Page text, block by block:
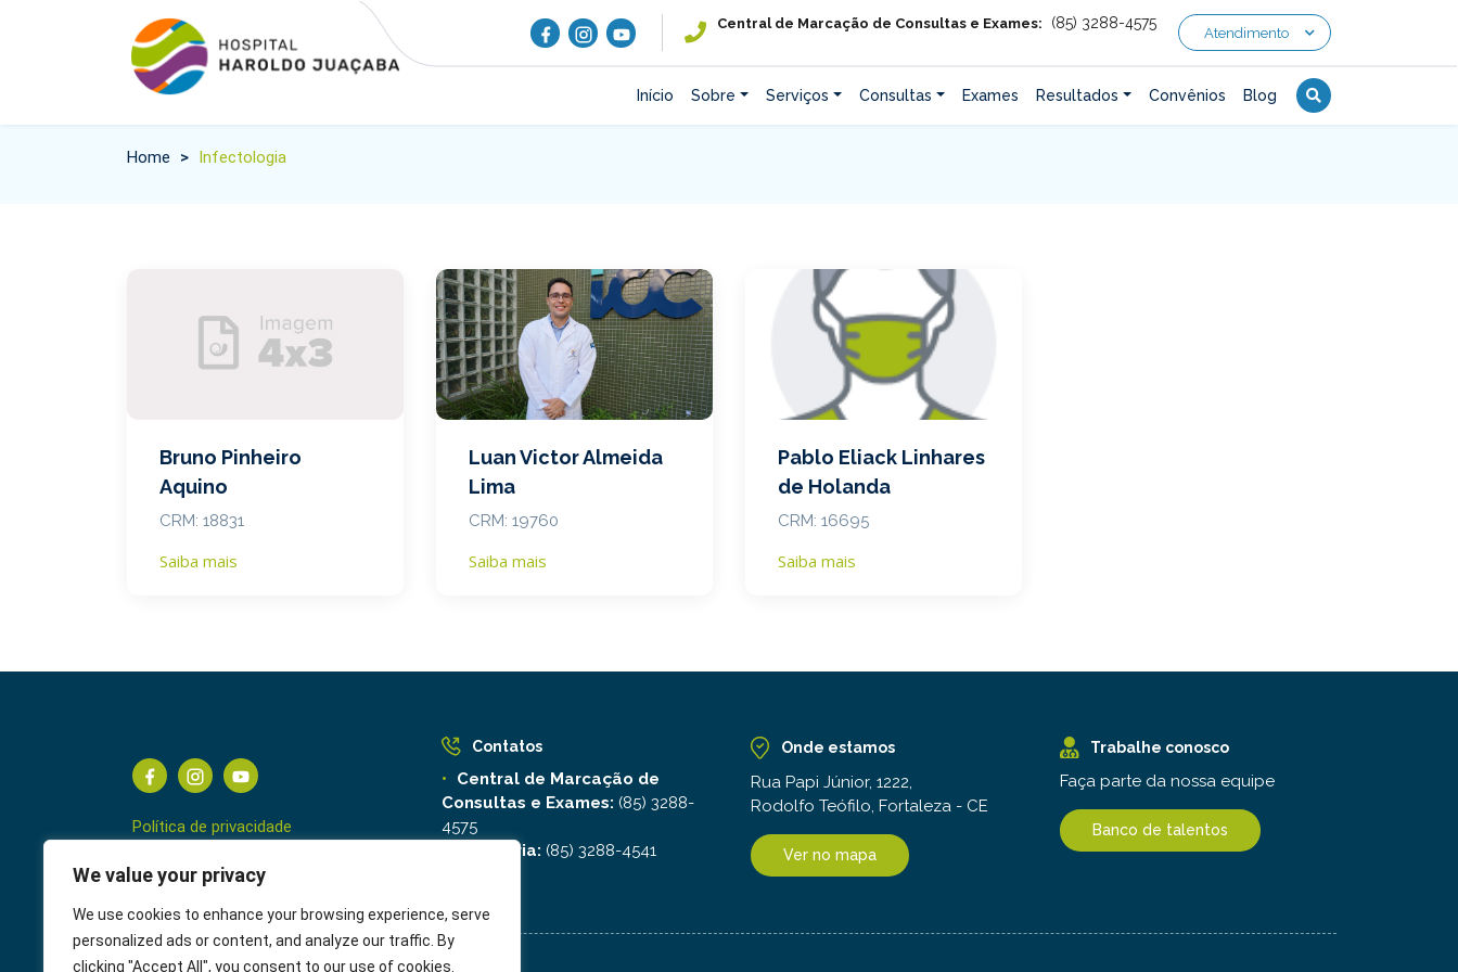
We value your privacy
We use cookies to enhance your browsing experience, serve
personalized ads or content, and analyze our traffic. By
clicking "Accept All", you consent to our use of cookies.
Central de Marcação de Consultas e Exames: (85) 3288-4575
Atendimento
Início Sobre Serviços Consultas Exames Resultados Convênios Blog
Home > Infectologia
Bruno Pinheiro
Aquino
CRM: 18831
Saiba mais
Luan Victor Almeida
Lima
CRM: 19760
Saiba mais
Pablo Eliack Linhares
de Holanda
CRM: 16695
Saiba mais
Política de privacidade
Termos de Uso
Contatos
Central de Marcação de
Consultas e Exames: (85) 3288-
4575
Ouvidoria: (85) 3288-4541
Onde estamos
Rua Papi Júnior, 1222,
Rodolfo Teófilo, Fortaleza - CE
Ver no mapa
Trabalhe conosco
Faça parte da nossa equipe
Banco de talentos